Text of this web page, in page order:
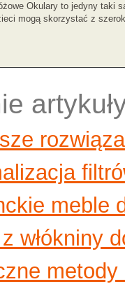
Okulary to jedyny taki
mogą skorzystać z
meble
włókniny